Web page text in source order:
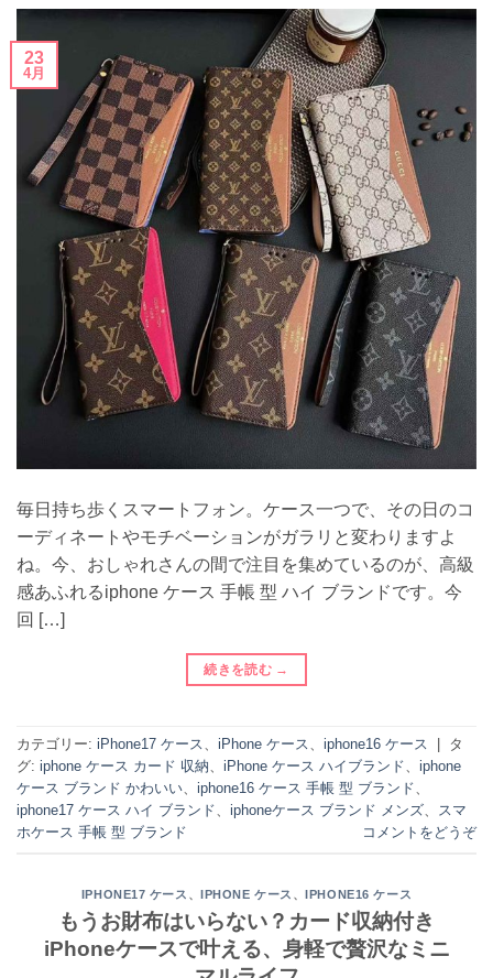
23
4月
毎日持ち歩くスマートフォン。ケース一つで、その日のコ
ーディネートやモチベーションがガラリと変わりますよ
ね。今、おしゃれさんの間で注目を集めているのが、高級
感あふれるiphone ケース 手帳 型 ハイ ブランドです。今
回 […]
続きを読む →
カテゴリー: iPhone17 ケース、 iPhone ケース、 iphone16 ケース
タ
グ: iphone ケース カード 収納、 iPhone ケース ハイブランド、 iphone
ケース ブランド かわいい、 iphone16 ケース 手帳 型 ブランド、
iphone17 ケース ハイ ブランド、 iphoneケース ブランド メンズ、 スマ
ホケース 手帳 型 ブランド
コメントをどうぞ
IPHONE17 ケース 、IPHONE ケース 、IPHONE16 ケース
もうお財布はいらない？カード収納付き
iPhoneケースで叶える、身軽で贅沢なミニ